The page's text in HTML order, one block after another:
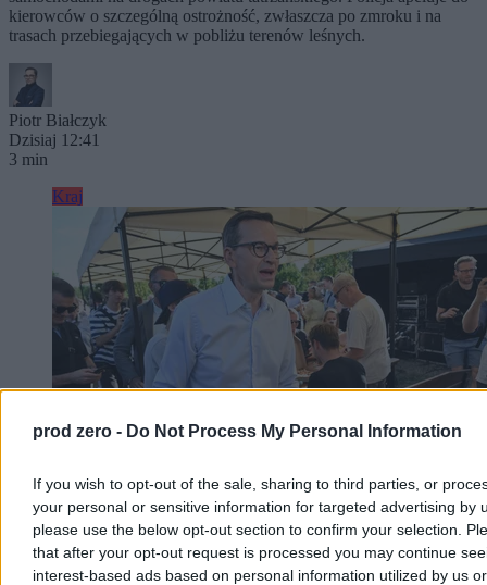
prod zero - Do Not Process My Personal Information
If you wish to opt-out of the sale, sharing to third parties, or
your personal or sensitive information for targeted advertising by
please use the below opt-out section to confirm your selection.
that after your opt-out request is processed you may continue
interest-based ads based on personal information utilized by us or
kierowców o szczególną ostrożność, zwłaszcza po zmroku i na
trasach przebiegających w pobliżu terenów leśnych.
Piotr Białczyk
Dzisiaj 12:41
3 min
Kraj
Senator PiS zmienia barwy. „To nie jest
rozstanie”